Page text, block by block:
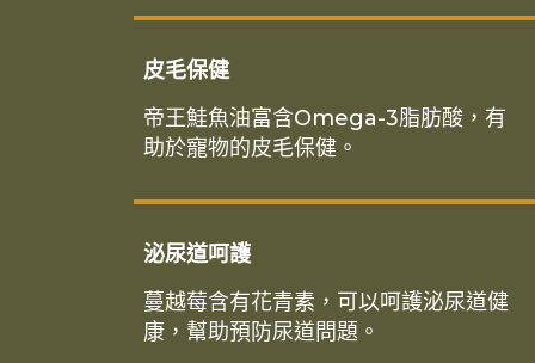
皮毛保健
帝王鮭魚油富含Omega-3脂肪酸，有
助於寵物的皮毛保健。
泌尿道呵護
蔓越莓含有花青素，可以呵護泌尿道健
康，幫助預防尿道問題。